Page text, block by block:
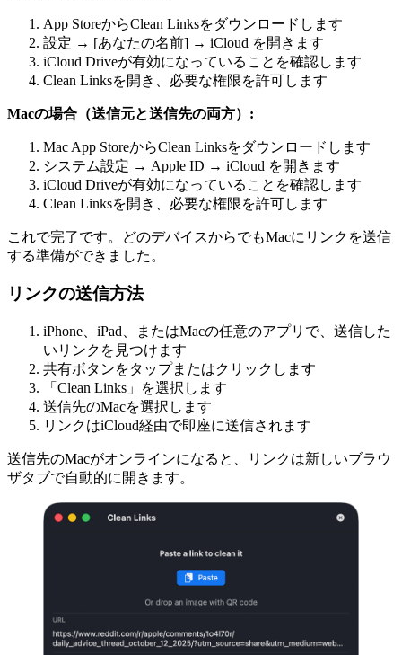
App StoreからClean Linksをダウンロードします
設定 → [あなたの名前] → iCloud を開きます
iCloud Driveが有効になっていることを確認します
Clean Linksを開き、必要な権限を許可します
Macの場合（送信元と送信先の両方）:
Mac App StoreからClean Linksをダウンロードします
システム設定 → Apple ID → iCloud を開きます
iCloud Driveが有効になっていることを確認します
Clean Linksを開き、必要な権限を許可します
これで完了です。どのデバイスからでもMacにリンクを送信
する準備ができました。
リンクの送信方法
iPhone、iPad、またはMacの任意のアプリで、送信した
いリンクを見つけます
共有ボタンをタップまたはクリックします
「Clean Links」を選択します
送信先のMacを選択します
リンクはiCloud経由で即座に送信されます
送信先のMacがオンラインになると、リンクは新しいブラウ
ザタブで自動的に開きます。